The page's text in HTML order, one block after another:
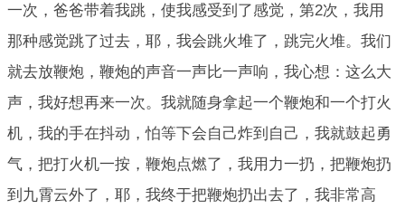
一次，爸爸带着我跳，使我感受到了感觉，第2次，我用
那种感觉跳了过去，耶，我会跳火堆了，跳完火堆。我们
就去放鞭炮，鞭炮的声音一声比一声响，我心想：这么大
声，我好想再来一次。我就随身拿起一个鞭炮和一个打火
机，我的手在抖动，怕等下会自己炸到自己，我就鼓起勇
气，把打火机一按，鞭炮点燃了，我用力一扔，把鞭炮扔
到九霄云外了，耶，我终于把鞭炮扔出去了，我非常高